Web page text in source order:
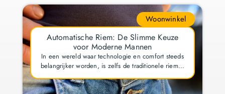
Woonwinkel
Automatische Riem: De Slimme Keuze
voor Moderne Mannen
In een wereld waar technologie en comfort steeds
belangrijker worden, is zelfs de traditionele riem…